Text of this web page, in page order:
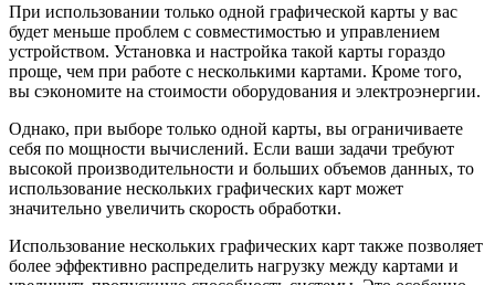
При использовании только одной графической карты у вас
будет меньше проблем с совместимостью и управлением
устройством. Установка и настройка такой карты гораздо
проще, чем при работе с несколькими картами. Кроме того,
вы сэкономите на стоимости оборудования и электроэнергии.
Однако, при выборе только одной карты, вы ограничиваете
себя по мощности вычислений. Если ваши задачи требуют
высокой производительности и больших объемов данных, то
использование нескольких графических карт может
значительно увеличить скорость обработки.
Использование нескольких графических карт также позволяет
более эффективно распределить нагрузку между картами и